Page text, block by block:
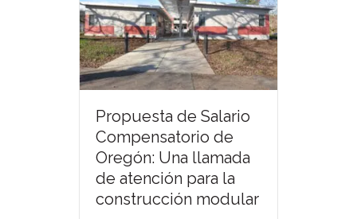
Propuesta de Salario
Compensatorio de
Oregón: Una llamada
de atención para la
construcción modular